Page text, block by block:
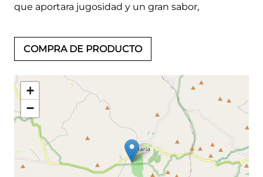
que aportara jugosidad y un gran sabor,
COMPRA DE PRODUCTO
+
−